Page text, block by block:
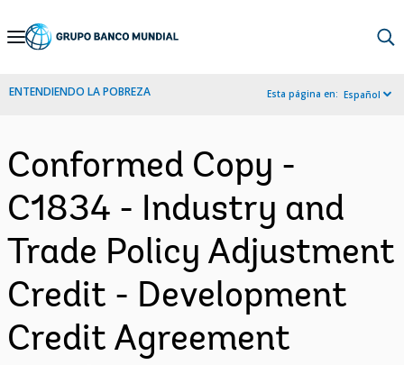
Skip
Navigation
ENTENDIENDO LA POBREZA Esta página en: Español
Conformed Copy -
C1834 - Industry and
Trade Policy Adjustment
Credit - Development
Credit Agreement